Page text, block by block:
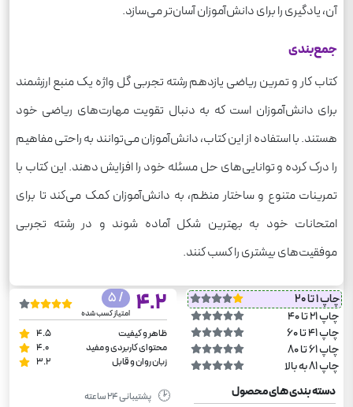
آن، یادگیری را برای دانش‌آموزان آسان‌تر می‌سازد.
جمع‌بندی
کتاب کار و تمرین ریاضی یازدهم رشته تجربی گل واژه یک منبع ارزشمند
برای دانش‌آموزان است که به دنبال تقویت مهارت‌های ریاضی خود
هستند. با استفاده از این کتاب، دانش‌آموزان می‌توانند به راحتی مفاهیم
را درک کرده و توانایی‌های حل مسئله خود را افزایش دهند. این کتاب با
تمرینات متنوع و ساختار منظم، به دانش‌آموزان کمک می‌کند تا برای
امتحانات خود به بهترین شکل آماده شوند و در رشته تجربی
موفقیت‌های بیشتری را کسب کنند.
چاپ 1 تا 20
چاپ 21 تا 40
چاپ 41 تا 60
چاپ 61 تا 80
چاپ 81 به بالا
4.2
/ 5
امتیاز کسب شده
ظاهر و کیفیت
4.5
محتوای کاربردی و مفید
4.0
زبان روان و قابل
3.2
دسته بندی های محصول 🕑 پشتیبانی ۲۴ ساعته